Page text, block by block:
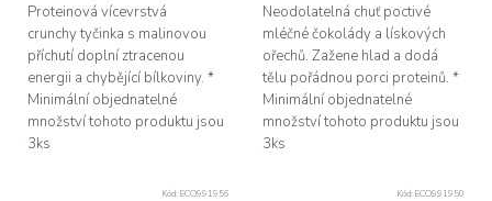
Proteinová vícevrstvá
crunchy tyčinka s malinovou
příchutí doplní ztracenou
energii a chybějící bílkoviny. *
Minimální objednatelné
množství tohoto produktu jsou
3ks
Neodolatelná chuť poctivé
mléčné čokolády a lískových
ořechů. Zažene hlad a dodá
tělu pořádnou porci proteinů. *
Minimální objednatelné
množství tohoto produktu jsou
3ks
Kód: ECO991956 Kód: ECO991950